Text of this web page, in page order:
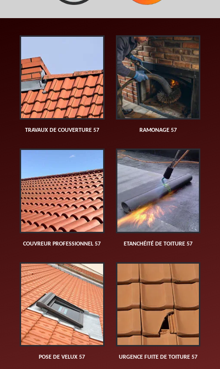
TRAVAUX DE COUVERTURE 57 RAMONAGE 57
COUVREUR PROFESSIONNEL 57 ETANCHÉITÉ DE TOITURE 57
POSE DE VELUX 57 URGENCE FUITE DE TOITURE 57